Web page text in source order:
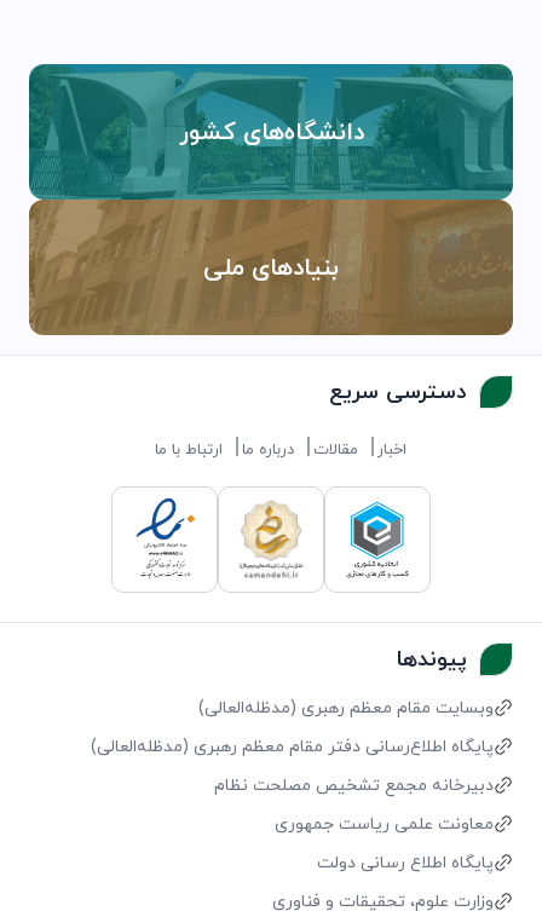
دانشگاه‌های کشور
بنیادهای ملی
دسترسی سریع
اخبار مقالات درباره ما ارتباط با ما
پیوندها
وبسایت مقام معظم رهبری (مد‌ظله‌العالی)
پایگاه اطلاع‌رسانی دفتر مقام معظم رهبری (مد‌ظله‌العالی)
دبیرخانه مجمع تشخیص مصلحت نظام
معاونت علمی ریاست جمهوری
پایگاه اطلاع رسانی دولت
وزارت علوم، تحقیقات و فناوری